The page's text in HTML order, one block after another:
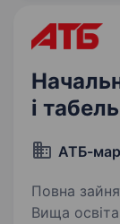
і
АТБ-
Повна
Вища освіта. Національна торговельна